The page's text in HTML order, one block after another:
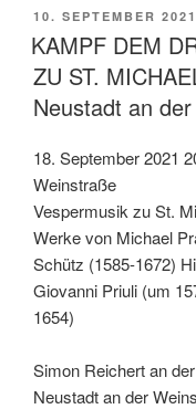
VERÖFFENTLICHT
AM
10. SEPTEMBER 2021
KAMPF DEM
ZU ST.
Neustadt an
18. September 2021
Weinstraße
Vespermusik zu St.
Werke von Michael
Schütz (1585-1672)
Giovanni Priuli (um
1654)
Simon Reichert an
Neustadt an der